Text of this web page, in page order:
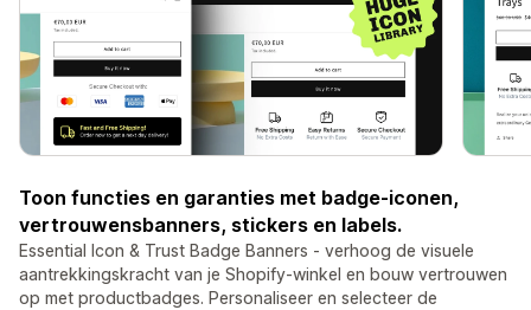
Toon functies en garanties met badge-iconen,
vertrouwensbanners, stickers en labels.
Essential Icon & Trust Badge Banners - verhoog de visuele
aantrekkingskracht van je Shopify-winkel en bouw vertrouwen
op met productbadges. Personaliseer en selecteer de